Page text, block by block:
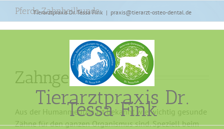
springen
Tierarztpraxis Dr. Tessa Fink | praxis@tierarzt-osteo-dental.de
Tierarztpraxis Dr.
Tessa Fink
Pferde Zahnheilkunde
Zahngesundheit
Aus der Humanmedizin ist bekannt wie wichtig gesunde
Zähne für den ganzen Organismus sind. Speziell beim